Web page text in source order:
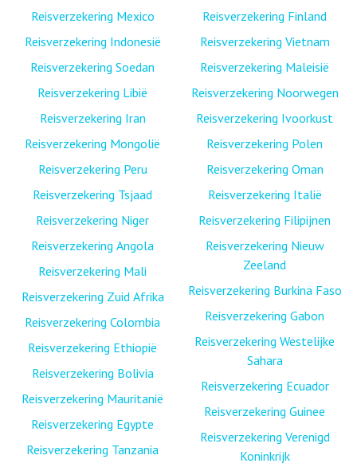
Reisverzekering Mexico
Reisverzekering Indonesië
Reisverzekering Soedan
Reisverzekering Libië
Reisverzekering Iran
Reisverzekering Mongolië
Reisverzekering Peru
Reisverzekering Tsjaad
Reisverzekering Niger
Reisverzekering Angola
Reisverzekering Mali
Reisverzekering Zuid Afrika
Reisverzekering Colombia
Reisverzekering Ethiopië
Reisverzekering Bolivia
Reisverzekering Mauritanië
Reisverzekering Egypte
Reisverzekering Tanzania
Reisverzekering Finland
Reisverzekering Vietnam
Reisverzekering Maleisië
Reisverzekering Noorwegen
Reisverzekering Ivoorkust
Reisverzekering Polen
Reisverzekering Oman
Reisverzekering Italië
Reisverzekering Filipijnen
Reisverzekering Nieuw
Zeeland
Reisverzekering Burkina Faso
Reisverzekering Gabon
Reisverzekering Westelijke
Sahara
Reisverzekering Ecuador
Reisverzekering Guinee
Reisverzekering Verenigd
Koninkrijk